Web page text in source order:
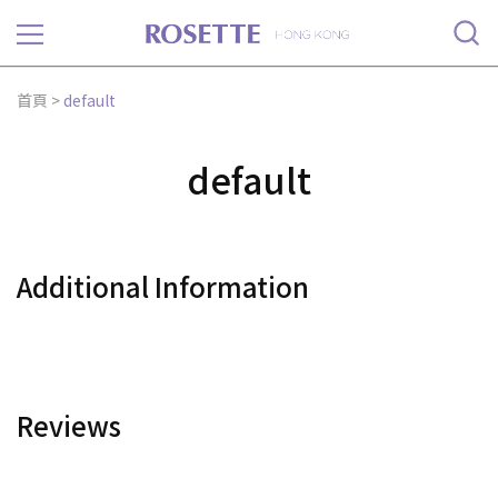
Rosette
首頁 >default
default
Additional Information
Reviews